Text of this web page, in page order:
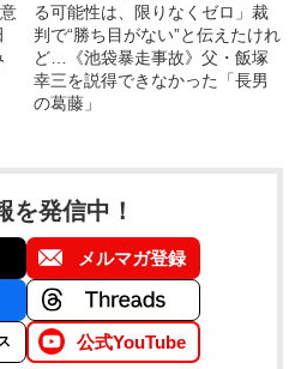
る可能性は、限りなくゼロ」裁
判で“勝ち目がない”と伝えたけれ
ど…《池袋暴走事故》父・飯塚
幸三を説得できなかった「長男
の葛藤」
を発信中！
メルマガ登録
公式YouTube